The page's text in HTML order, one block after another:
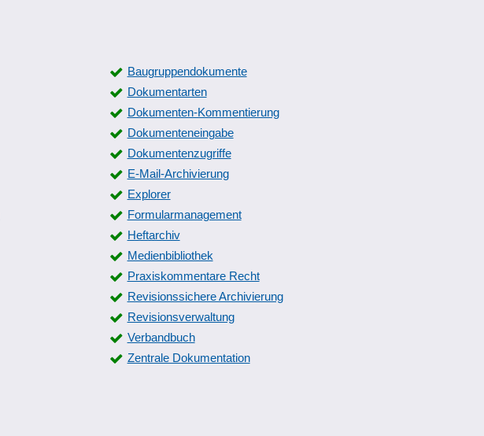
Baugruppendokumente
Dokumentarten
Dokumenten-Kommentierung
Dokumenteneingabe
Dokumentenzugriffe
E-Mail-Archivierung
Explorer
Formularmanagement
Heftarchiv
Medienbibliothek
Praxiskommentare Recht
Revisionssichere Archivierung
Revisionsverwaltung
Verbandbuch
Zentrale Dokumentation